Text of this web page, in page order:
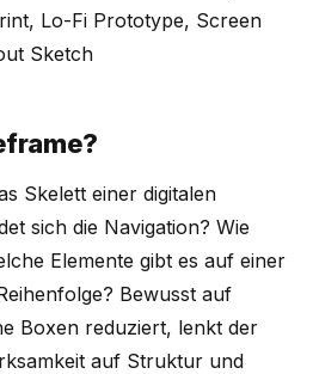
Lo-Fi Prototype, Screen
Sketch
Skelett einer digitalen
sich die Navigation? Wie
Elemente gibt es auf einer
Bewusst auf
Boxen reduziert, lenkt der
auf Struktur und